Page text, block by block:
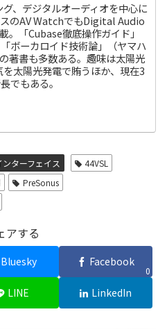
、デジタルオーディオを中心に
のAV WatchでもDigital Audio
「Cubase徹底操作ガイド」
ボーカロイド技術論」（ヤマハ
著書も多数ある。趣味は太陽光
太陽光発電で賄うほか、現在3
でもある。
ターフェイス
44VSL
PreSonus
アする
Bluesky Facebook
0
LINE LinkedIn